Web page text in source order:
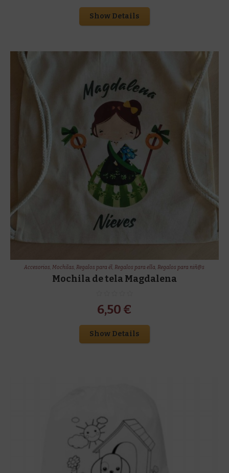
Show Details
Accesorios,Mochilas,Regalos para él,Regalos para ella,Regalos para niñ@s
Mochila de tela Magdalena
6,50 €
Show Details